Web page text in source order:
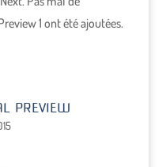
1 ont été ajoutées.
PREVIEW